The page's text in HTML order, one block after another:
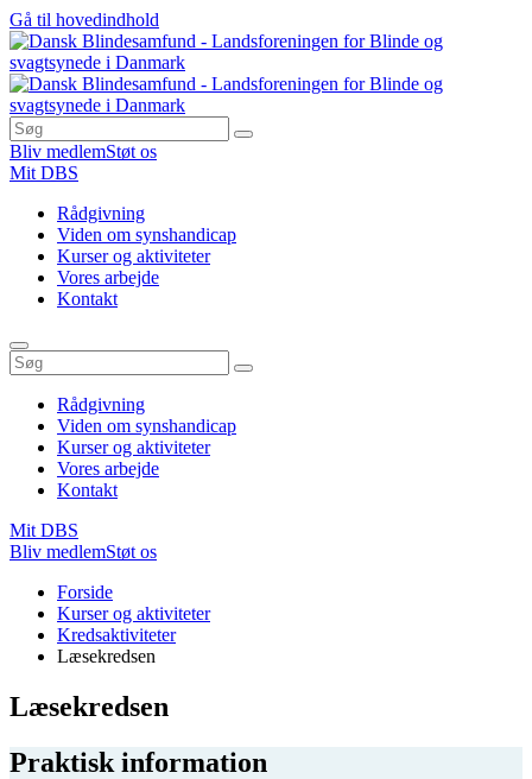
Gå til hovedindhold
Bliv medlemStøt os
Mit DBS
Rådgivning
Viden om synshandicap
Kurser og aktiviteter
Vores arbejde
Kontakt
Rådgivning
Viden om synshandicap
Kurser og aktiviteter
Vores arbejde
Kontakt
Mit DBS
Bliv medlemStøt os
Forside
Kurser og aktiviteter
Kredsaktiviteter
Læsekredsen
Læsekredsen
Praktisk information